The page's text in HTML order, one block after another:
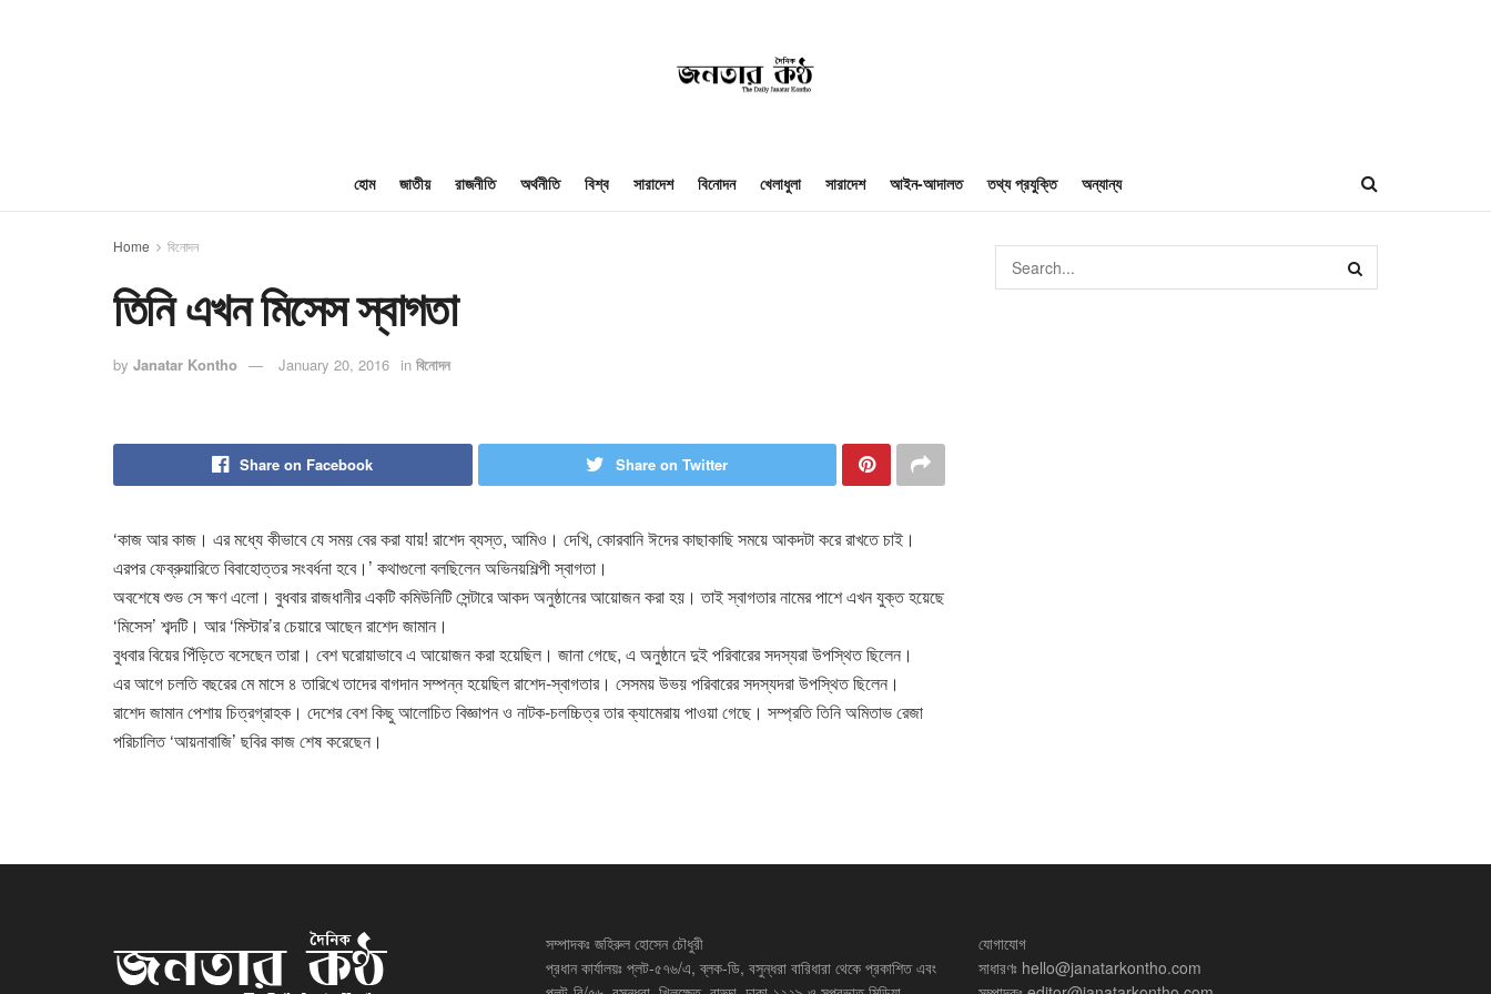
হোম জাতীয় রাজনীতি অর্থনীতি বিশ্ব সারাদেশ বিনোদন খেলাধুলা সারাদেশ আইন-আদালত তথ্য প্রযুক্তি অন্যান্য
Home বিনোদন
তিনি এখন মিসেস স্বাগতা
by Janatar Kontho January 20, 2016 in বিনোদন
Share on Facebook Share on Twitter
‘কাজ আর কাজ। এর মধ্যে কীভাবে যে সময় বের করা যায়! রাশেদ ব্যস্ত, আমিও। দেখি, কোরবানি ঈদের কাছাকাছি সময়ে আকদটা করে রাখতে চাই।
এরপর ফেব্রুয়ারিতে বিবাহোত্তর সংবর্ধনা হবে।’ কথাগুলো বলছিলেন অভিনয়শিল্পী স্বাগতা।
অবশেষে শুভ সে ক্ষণ এলো। বুধবার রাজধানীর একটি কমিউনিটি সেন্টারে আকদ অনুষ্ঠানের আয়োজন করা হয়। তাই স্বাগতার নামের পাশে এখন যুক্ত হয়েছে
‘মিসেস’ শব্দটি। আর ‘মিস্টার’র চেয়ারে আছেন রাশেদ জামান।
বুধবার বিয়ের পিঁড়িতে বসেছেন তারা। বেশ ঘরোয়াভাবে এ আয়োজন করা হয়েছিল। জানা গেছে, এ অনুষ্ঠানে দুই পরিবারের সদস্যরা উপস্থিত ছিলেন।
এর আগে চলতি বছরের মে মাসে ৪ তারিখে তাদের বাগদান সম্পন্ন হয়েছিল রাশেদ-স্বাগতার। সেসময় উভয় পরিবারের সদস্যদরা উপস্থিত ছিলেন।
রাশেদ জামান পেশায় চিত্রগ্রাহক। দেশের বেশ কিছু আলোচিত বিজ্ঞাপন ও নাটক-চলচ্চিত্র তার ক্যামেরায় পাওয়া গেছে। সম্প্রতি তিনি অমিতাভ রেজা
পরিচালিত ‘আয়নাবাজি’ ছবির কাজ শেষ করেছেন।
সম্পাদকঃ জহিরুল হোসেন চৌধুরী
প্রধান কার্যালয়ঃ প্লট-৫৭৬/এ, ব্লক-ডি, বসুন্ধরা বারিধারা থেকে প্রকাশিত এবং
যোগাযোগ
সাধারণঃ hello@janatarkontho.com